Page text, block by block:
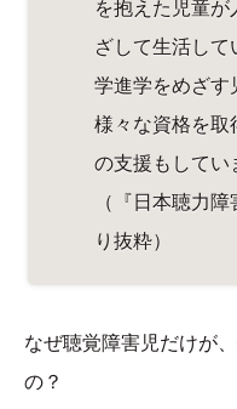
を抱えた児童
ざして生活し
学進学をめざす
様々な資格を取
の支援もしてい
（『日本聴力
り抜粋）
なぜ聴覚障害児だけが
の？